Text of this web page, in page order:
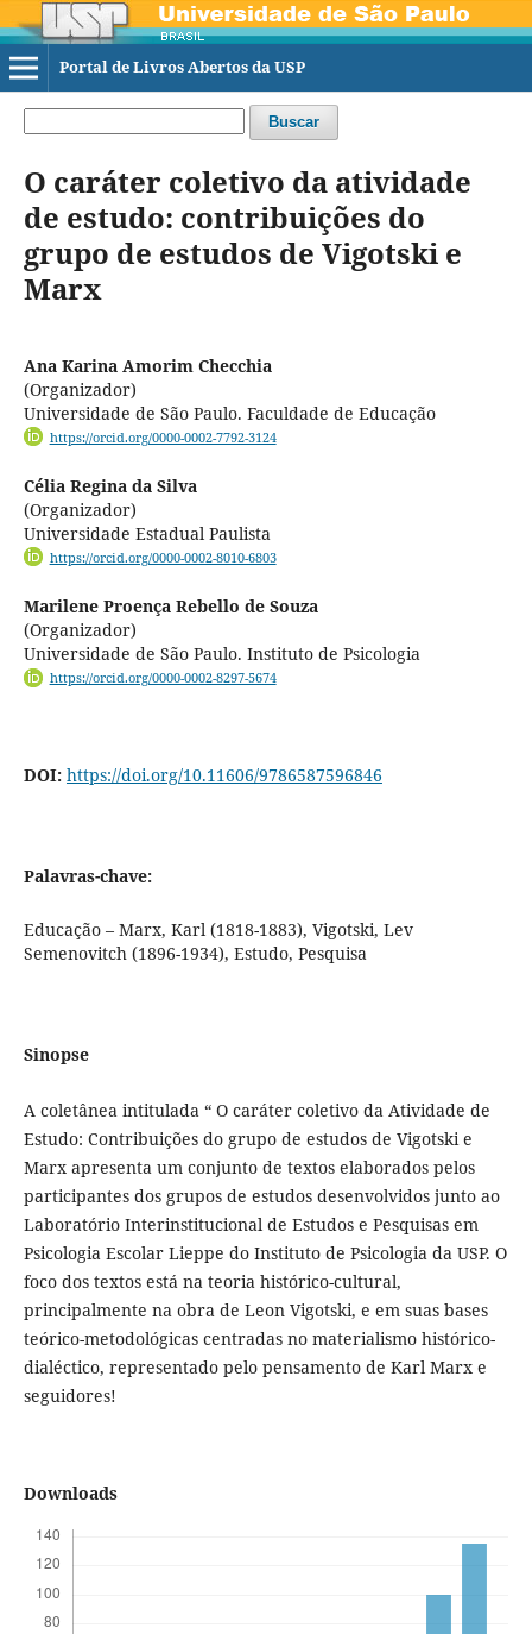
Portal de Livros Abertos da USP
Buscar
O caráter coletivo da atividade
de estudo: contribuições do
grupo de estudos de Vigotski e
Marx
Ana Karina Amorim Checchia
(Organizador)
Universidade de São Paulo. Faculdade de Educação
https://orcid.org/0000-0002-7792-3124
Célia Regina da Silva
(Organizador)
Universidade Estadual Paulista
https://orcid.org/0000-0002-8010-6803
Marilene Proença Rebello de Souza
(Organizador)
Universidade de São Paulo. Instituto de Psicologia
https://orcid.org/0000-0002-8297-5674
DOI: https://doi.org/10.11606/9786587596846
Palavras-chave:
Educação – Marx, Karl (1818-1883), Vigotski, Lev
Semenovitch (1896-1934), Estudo, Pesquisa
Sinopse
A coletânea intitulada “ O caráter coletivo da Atividade de
Estudo: Contribuições do grupo de estudos de Vigotski e
Marx apresenta um conjunto de textos elaborados pelos
participantes dos grupos de estudos desenvolvidos junto ao
Laboratório Interinstitucional de Estudos e Pesquisas em
Psicologia Escolar Lieppe do Instituto de Psicologia da USP. O
foco dos textos está na teoria histórico-cultural,
principalmente na obra de Leon Vigotski, e em suas bases
teórico-metodológicas centradas no materialismo histórico-
dialéctico, representado pelo pensamento de Karl Marx e
seguidores!
Downloads